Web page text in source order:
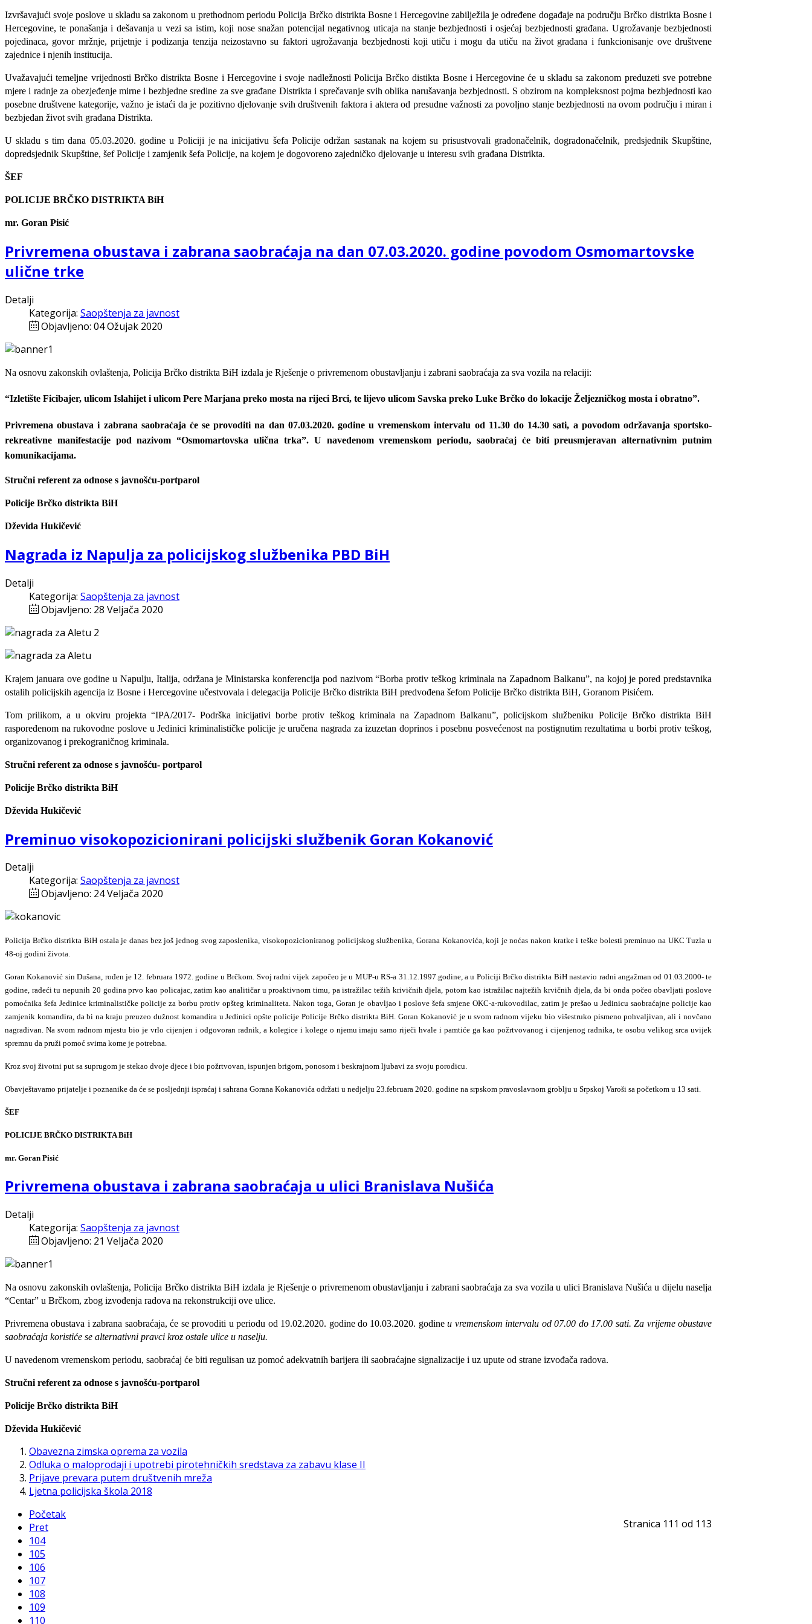
Izvršavajući svoje poslove u skladu sa zakonom u prethodnom periodu Policija Brčko distrikta Bosne i Hercegovine zabilježila je određene događaje na području Brčko distrikta Bosne i
Hercegovine, te ponašanja i dešavanja u vezi sa istim, koji nose snažan potencijal negativnog uticaja na stanje bezbjednosti i osjećaj bezbjednosti građana. Ugrožavanje bezbjednosti
pojedinaca, govor mržnje, prijetnje i podizanja tenzija neizostavno su faktori ugrožavanja bezbjednosti koji utiču i mogu da utiču na život građana i funkcionisanje ove društvene
zajednice i njenih institucija.
Uvažavajući temeljne vrijednosti Brčko distrikta Bosne i Hercegovine i svoje nadležnosti Policija Brčko distikta Bosne i Hercegovine će u skladu sa zakonom preduzeti sve potrebne
mjere i radnje za obezjeđenje mirne i bezbjedne sredine za sve građane Distrikta i sprečavanje svih oblika narušavanja bezbjednosti. S obzirom na kompleksnost pojma bezbjednosti kao
posebne društvene kategorije, važno je istaći da je pozitivno djelovanje svih društvenih faktora i aktera od presudne važnosti za povoljno stanje bezbjednosti na ovom području i miran i
bezbjedan život svih građana Distrikta.
U skladu s tim dana 05.03.2020. godine u Policiji je na inicijativu šefa Policije održan sastanak na kojem su prisustvovali gradonačelnik, dogradonačelnik, predsjednik Skupštine,
dopredsjednik Skupštine, šef Policije i zamjenik šefa Policije, na kojem je dogovoreno zajedničko djelovanje u interesu svih građana Distrikta.
ŠEF
POLICIJE BRČKO DISTRIKTA BiH
mr. Goran Pisić
Privremena obustava i zabrana saobraćaja na dan 07.03.2020. godine povodom Osmomartovske
ulične trke
Detalji
Kategorija: Saopštenja za javnost
Objavljeno: 04 Ožujak 2020
Na osnovu zakonskih ovlaštenja, Policija Brčko distrikta BiH izdala je Rješenje o privremenom obustavljanju i zabrani saobraćaja za sva vozila na relaciji:
“Izletište Ficibajer, ulicom Islahijet i ulicom Pere Marjana preko mosta na rijeci Brci, te lijevo ulicom Savska preko Luke Brčko do lokacije Željezničkog mosta i obratno”.
Privremena obustava i zabrana saobraćaja će se provoditi na dan 07.03.2020. godineu vremenskom intervalu od 11.30 do 14.30 sati, a povodom održavanja sportsko-
rekreativne manifestacije pod nazivom“Osmomartovska ulična trka”. U navedenom vremenskom periodu, saobraćaj će biti preusmjeravan alternativnim putnim
komunikacijama.
Stručni referent za odnose s javnošću-portparol
Policije Brčko distrikta BiH
Dževida Hukičević
Nagrada iz Napulja za policijskog službenika PBD BiH
Detalji
Kategorija: Saopštenja za javnost
Objavljeno: 28 Veljača 2020
Krajem januara ove godine u Napulju, Italija, održana je Ministarska konferencija pod nazivom “Borba protiv teškog kriminala na Zapadnom Balkanu”, na kojoj je pored predstavnika
ostalih policijskih agencija iz Bosne i Hercegovine učestvovala i delegacija Policije Brčko distrikta BiH predvođena šefom Policije Brčko distrikta BiH, Goranom Pisićem.
Tom prilikom, a u okviru projekta “IPA/2017- Podrška inicijativi borbe protiv teškog kriminala na Zapadnom Balkanu”, policijskom službeniku Policije Brčko distrikta BiH
raspoređenom na rukovodne poslove u Jedinici kriminalističke policije je uručena nagrada za izuzetan doprinos i posebnu posvećenost na postignutim rezultatima u borbi protiv teškog,
organizovanog i prekograničnog kriminala.
Stručni referent za odnose s javnošću- portparol
Policije Brčko distrikta BiH
Dževida Hukičević
Preminuo visokopozicionirani policijski službenik Goran Kokanović
Detalji
Kategorija: Saopštenja za javnost
Objavljeno: 24 Veljača 2020
Policija Brčko distrikta BiH ostala je danas bez još jednog svogzaposlenika, visokopozicioniranog policijskog službenika, Gorana Kokanovića, koji je noćas nakon kratke i teške bolesti preminuo na UKC Tuzla u
48-oj godini života.
Goran Kokanović sin Dušana, rođen je 12. februara 1972. godine uBrčkom. Svoj radni vijek započeo je u MUP-u RS-a 31.12.1997.godine, a u Policiji Brčko distrikta BiH nastavio radni angažman od 01.03.2000- te
godine, radeći tu nepunih 20 godina prvo kao policajac, zatim kao analitičar u proaktivnom timu, pa istražilac težih krivičnih djela, potom kao istražilac najtežih krvičnih djela, da bi onda počeo obavljati poslove
pomoćnika šefa Jedinice kriminalističke policije za borbu protiv opšteg kriminaliteta. Nakon toga, Goran je obavljao i poslove šefa smjene OKC-a-rukovodilac, zatim je prešao u Jedinicu saobraćajne policije kao
zamjenik komandira, da bi na kraju preuzeo dužnost komandira u Jedinici opšte policije Policije Brčko distrikta BiH. Goran Kokanović je u svom radnom vijeku bio višestruko pismeno pohvaljivan, ali i novčano
nagrađivan. Na svom radnom mjestu bio je vrlo cijenjen i odgovoran radnik, a kolegice i kolege o njemu imaju samo riječi hvale i pamtiće ga kao požrtvovanog i cijenjenog radnika, te osobu velikog srca uvijek
spremnu da pruži pomoć svima kome je potrebna.
Kroz svoj životni put sa suprugom je stekao dvoje djece i bio požrtvovan, ispunjen brigom, ponosom i beskrajnom ljubavi za svoju porodicu.
Obavještavamo prijatelje i poznanike da će se posljednji ispraćaj i sahrana Gorana Kokanovića održati u nedjelju 23.februara 2020. godine na srpskom pravoslavnom groblju u Srpskoj Varoši sa početkom u 13 sati.
ŠEF
POLICIJE BRČKO DISTRIKTA BiH
mr. Goran Pisić
Privremena obustava i zabrana saobraćaja u ulici Branislava Nušića
Detalji
Kategorija: Saopštenja za javnost
Objavljeno: 21 Veljača 2020
Na osnovu zakonskih ovlaštenja,Policija Brčko distrikta BiH izdala jeRješenje o privremenom obustavljanju i zabrani saobraćaja za sva vozila u ulici Branislava Nušića u dijelu naselja
“Centar” u Brčkom, zbog izvođenja radova na rekonstrukciji ove ulice.
Privremena obustava i zabrana saobraćaja,će se provoditi u periodu od 19.02.2020. godine do 10.03.2020. godineu vremenskom intervalu od 07.00 do 17.00 sati. Za vrijeme obustave
saobraćaja koristiće se alternativni pravci kroz ostale ulice u naselju.
U navedenom vremenskom periodu, saobraćaj će biti regulisan uz pomoć adekvatnih barijera ili saobraćajne signalizacije i uz upute od strane izvođača radova.
Stručni referent za odnose s javnošću-portparol
Policije Brčko distrikta BiH
Dževida Hukičević
Obavezna zimska oprema za vozila
Odluka o maloprodaji i upotrebi pirotehničkih sredstava za zabavu klase II
Prijave prevara putem društvenih mreža
Ljetna policijska škola 2018
Stranica 111 od 113
Početak
Pret
104
105
106
107
108
109
110